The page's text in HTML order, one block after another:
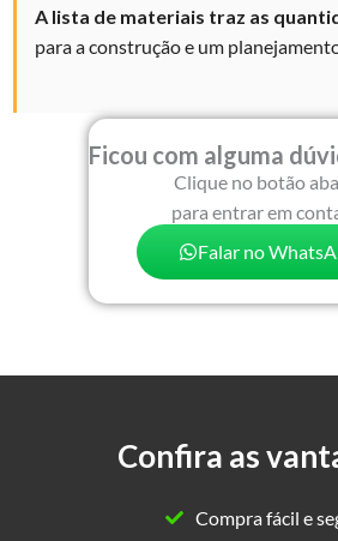
A lista de materiais traz as
para a construção e um
Ficou com alguma
Clique no botão
para entrar em
Falar no
Confira as
Compra fácil e